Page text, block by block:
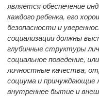
является обеспечение
каждого ребенка, его
безопасности и
социализации должны
глубинные структуры
социальное поведение,
личностные качества,
социума и
внутреннее бытие и